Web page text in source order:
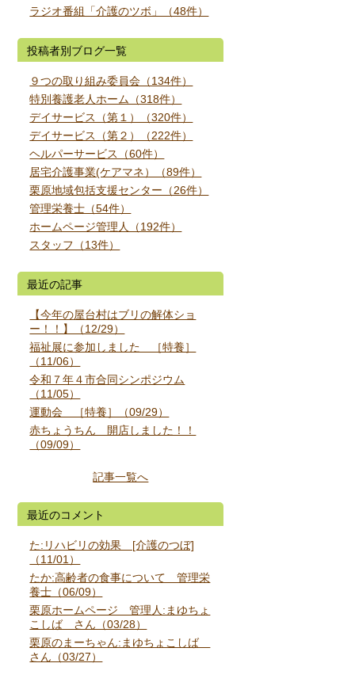
ラジオ番組「介護のツボ」（48件）
投稿者別ブログ一覧
９つの取り組み委員会（134件）
特別養護老人ホーム（318件）
デイサービス（第１）（320件）
デイサービス（第２）（222件）
ヘルパーサービス（60件）
居宅介護事業(ケアマネ）（89件）
栗原地域包括支援センター（26件）
管理栄養士（54件）
ホームページ管理人（192件）
スタッフ（13件）
最近の記事
【今年の屋台村はブリの解体ショ
ー！！】（12/29）
福祉展に参加しました ［特養］
（11/06）
令和７年４市合同シンポジウム
（11/05）
運動会 ［特養］（09/29）
赤ちょうちん 開店しました！！
（09/09）
記事一覧へ
最近のコメント
た:リハビリの効果 [介護のつぼ]
（11/01）
たか:高齢者の食事について 管理栄
養士（06/09）
栗原ホームページ 管理人:まゆちょ
こしば さん（03/28）
栗原のまーちゃん:まゆちょこしば
さん（03/27）